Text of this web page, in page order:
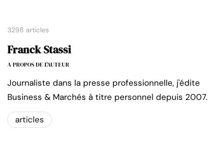
3298 articles
Franck Stassi
A PROPOS DE L'AUTEUR
Journaliste dans la presse professionnelle, j'édite
Business & Marchés à titre personnel depuis 2007.
articles